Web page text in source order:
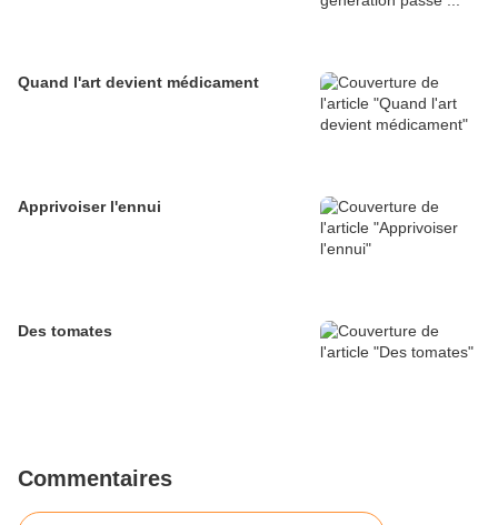
Quand l'art devient médicament
Apprivoiser l'ennui
Des tomates
Commentaires